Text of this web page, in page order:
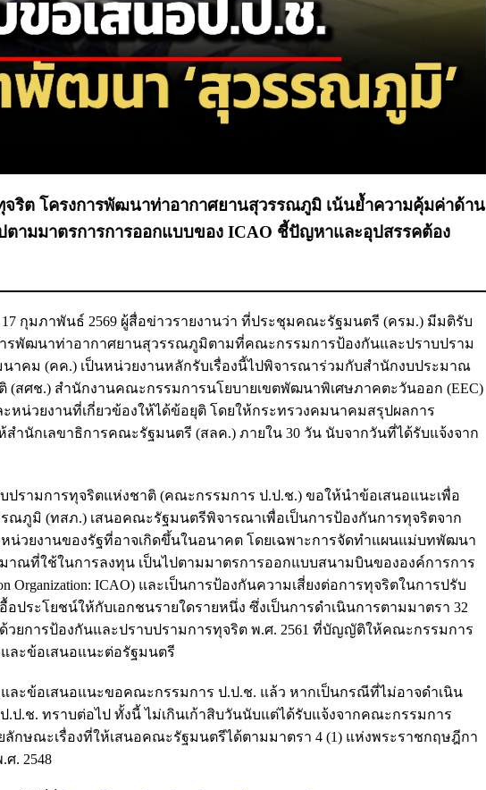
ริต โครงการพัฒนาท่าอากาศยานสุวรรณภูมิ เน้นย้ำความคุ้มค่าด้าน
ามมาตรการการออกแบบของ ICAO ชี้ปัญหาและอุปสรรคต้อง
17 กุมภาพันธ์ 2569 ผู้สื่อข่าวรายงานว่า ที่ประชุมคณะรัฐมนตรี (ครม.) มีมติรับ
รพัฒนาท่าอากาศยานสุวรรณภูมิตามที่คณะกรรมการป้องกันและปราบปราม
าคม (คค.) เป็นหน่วยงานหลักรับเรื่องนี้ไปพิจารณาร่วมกับสำนักงบประมาณ
สศช.) สำนักงานคณะกรรมการนโยบายเขตพัฒนาพิเศษภาคตะวันออก (EEC)
หน่วยงานที่เกี่ยวข้องให้ได้ข้อยุติ โดยให้กระทรวงคมนาคมสรุปผลการ
ำนักเลขาธิการคณะรัฐมนตรี (สลค.) ภายใน 30 วัน นับจากวันที่ได้รับแจ้งจาก
รามการทุจริตแห่งชาติ (คณะกรรมการ ป.ป.ช.) ขอให้นำข้อเสนอแนะเพื่อ
ณภูมิ (ทสภ.) เสนอคณะรัฐมนตรีพิจารณาเพื่อเป็นการป้องกันการทุจริตจาก
น่วยงานของรัฐที่อาจเกิดขึ้นในอนาคต โดยเฉพาะการจัดทำแผนแม่บทพัฒนา
ณที่ใช้ในการลงทุน เป็นไปตามมาตรการออกแบบสนามบินขององค์การการ
Organization: ICAO) และเป็นการป้องกันความเสี่ยงต่อการทุจริตในการปรับ
ระโยชน์ให้กับเอกชนรายใดรายหนึ่ง ซึ่งเป็นการดำเนินการตามมาตรา 32
ยการป้องกันและปราบปรามการทุจริต พ.ศ. 2561 ที่บัญญัติให้คณะกรรมการ
ละข้อเสนอแนะต่อรัฐมนตรี
ละข้อเสนอแนะขอคณะกรรมการ ป.ป.ช. แล้ว หากเป็นกรณีที่ไม่อาจดำเนิน
.ช. ทราบต่อไป ทั้งนี้ ไม่เกินเก้าสิบวันนับแต่ได้รับแจ้งจากคณะกรรมการ
ลักษณะเรื่องที่ให้เสนอคณะรัฐมนตรีได้ตามมาตรา 4 (1) แห่งพระราชกฤษฎีกา
. 2548